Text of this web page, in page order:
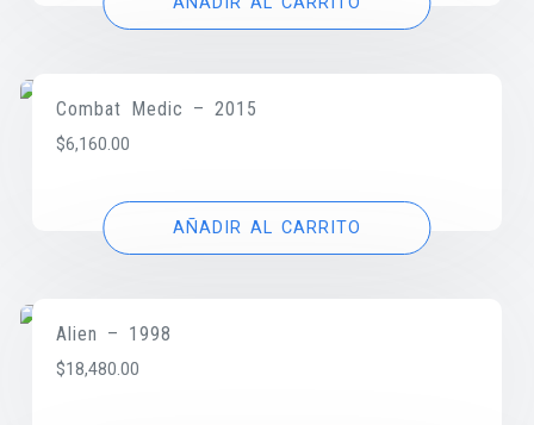
Combat Medic – 2015
$6,160.00
AÑADIR AL CARRITO
Alien – 1998
$18,480.00